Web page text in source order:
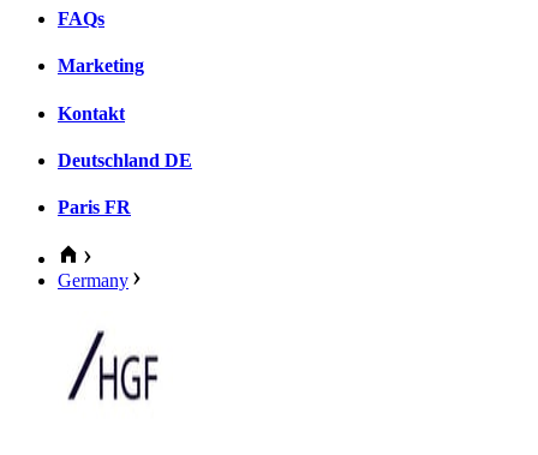
FAQs
Marketing
Kontakt
Deutschland DE
Paris FR
Germany